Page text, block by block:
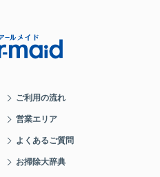
ご利用の流れ
営業エリア
よくあるご質問
お掃除大辞典